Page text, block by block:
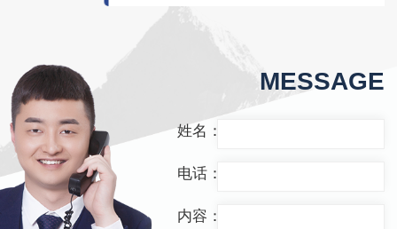
MESSAGE
姓名：
电话：
内容：